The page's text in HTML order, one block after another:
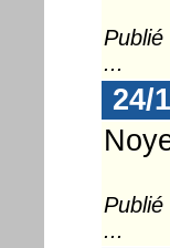
...
24/
...